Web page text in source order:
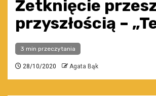
Zetknięcie
przyszłością –
3 min przeczytania
28/10/2020 Agata Bąk